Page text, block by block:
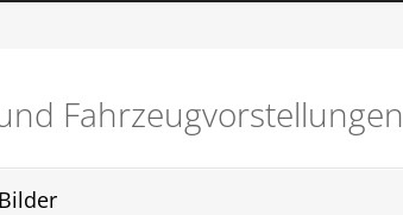
Fahrzeugvorstellungen